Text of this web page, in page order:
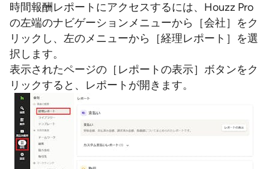
時間報酬レポートにアクセスするには、Houzz Pro
の左端のナビゲーションメニューから［会社］をク
リックし、左のメニューから［経理レポート］を選
択します。
表示されたページの［レポートの表示］ボタンをク
リックすると、レポートが開きます。